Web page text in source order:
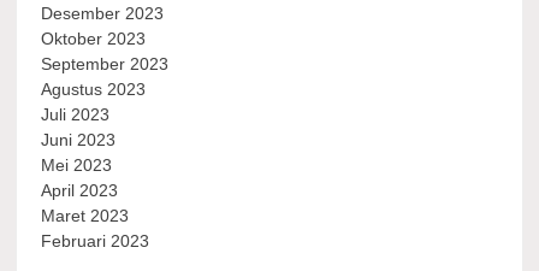
Desember 2023
Oktober 2023
September 2023
Agustus 2023
Juli 2023
Juni 2023
Mei 2023
April 2023
Maret 2023
Februari 2023